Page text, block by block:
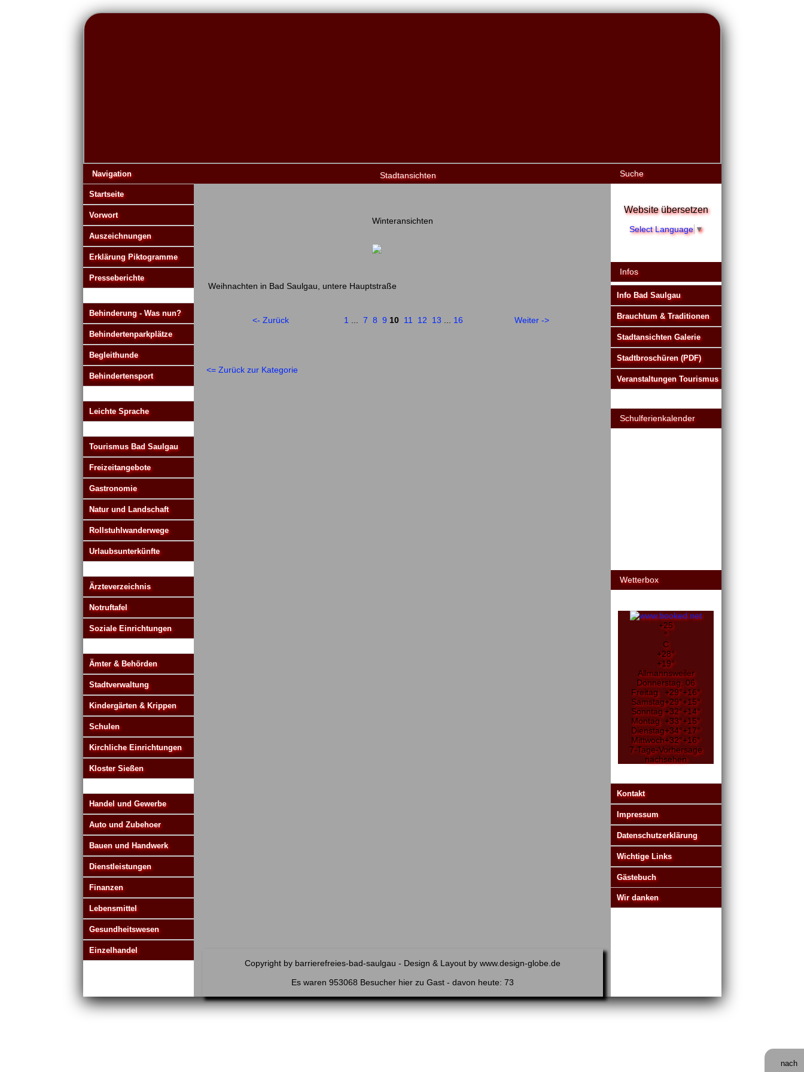
Navigation
Startseite
Vorwort
Auszeichnungen
Erklärung Piktogramme
Presseberichte
Behinderung - Was nun?
Behindertenparkplätze
Begleithunde
Behindertensport
Leichte Sprache
Tourismus Bad Saulgau
Freizeitangebote
Gastronomie
Natur und Landschaft
Rollstuhlwanderwege
Urlaubsunterkünfte
Ärzteverzeichnis
Notruftafel
Soziale Einrichtungen
Ämter & Behörden
Stadtverwaltung
Kindergärten & Krippen
Schulen
Kirchliche Einrichtungen
Kloster Sießen
Handel und Gewerbe
Auto und Zubehoer
Bauen und Handwerk
Dienstleistungen
Finanzen
Lebensmittel
Gesundheitswesen
Einzelhandel
Stadtansichten
Winteransichten
Weihnachten in Bad Saulgau, untere Hauptstraße
<- Zurück 1 7 8 9 10 11 12 13 16 Weiter ->
<= Zurück zur Kategorie
Copyright by barrierefreies-bad-saulgau - Design & Layout bywww.design-globe.de
Es waren 953068 Besucher hier zu Gast - davon heute: 73
nach
Suche
Website übersetzen
Select Language▼
Infos
Info Bad Saulgau
Brauchtum & Traditionen
Stadtansichten Galerie
Stadtbroschüren (PDF)
Veranstaltungen Tourismus
Schulferienkalender
Wetterbox
+25
°
C
+28°
+19°
Allmannsweiler
Donnerstag, 06
Freitag
+29°+16°
Samstag+29°+15°
Sonntag+32°+14°
Montag +33°+15°
Dienstag+34°+17°
Mittwoch+32°+16°
7-Tage-Vorhersage
nachsehen
Kontakt
Impressum
Datenschutzerklärung
Wichtige Links
Gästebuch
Wir danken